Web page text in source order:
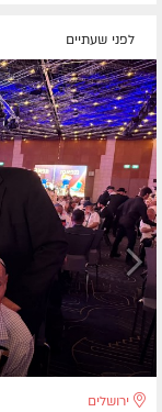
לפני שעתיים
ירושלים